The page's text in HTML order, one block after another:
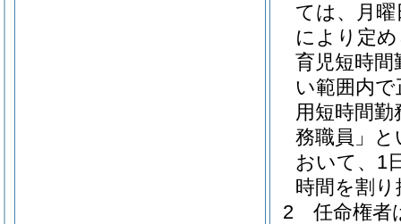
ては、月
により定
育児短時
い範囲内
用短時間
務職員」と
おいて、1
時間を割
2
任命権者